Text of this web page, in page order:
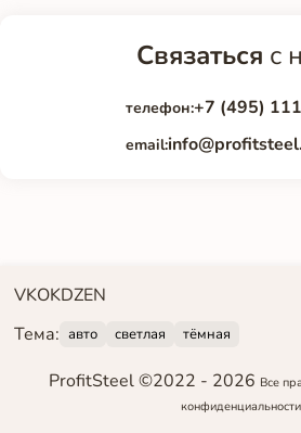
Связаться с
телефон:+7 (495)
email:
VKOKDZEN
Тема: авто светлая тёмная
ProfitSteel ©2022 - 2026 Все